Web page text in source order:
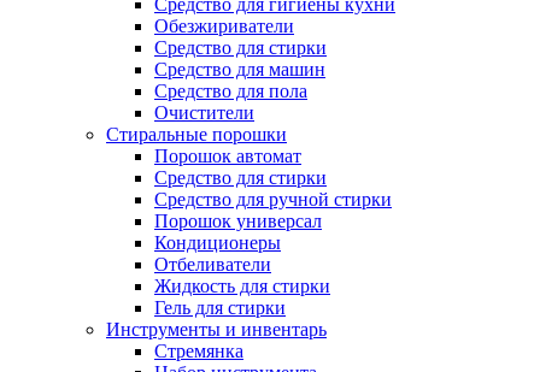
Средство для гигиены кухни
Обезжириватели
Средство для стирки
Средство для машин
Средство для пола
Очистители
Стиральные порошки
Порошок автомат
Средство для стирки
Средство для ручной стирки
Порошок универсал
Кондиционеры
Отбеливатели
Жидкость для стирки
Гель для стирки
Инструменты и инвентарь
Стремянка